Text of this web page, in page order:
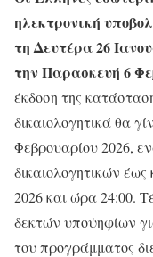
ηλεκτρονική
τη Δευτέρα 26
την Παρασκευή 6
έκδοση της
δικαιολογητικά θα
Φεβρουαρίου 2026,
δικαιολογητικών
2026 και ώρα 24:00.
δεκτών υποψηφίων
του προγράμματος